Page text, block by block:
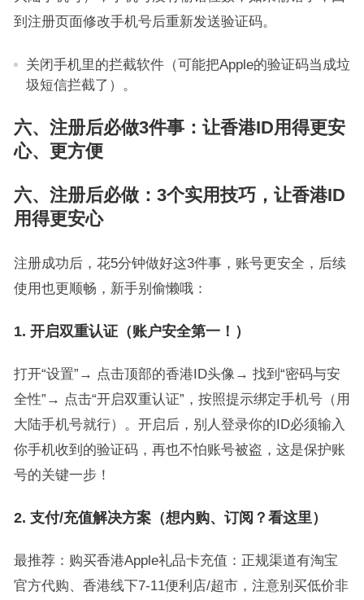
到注册页面修改手机号后重新发送验证码。
关闭手机里的拦截软件（可能把Apple的验证码当成垃
圾短信拦截了）。
六、注册后必做3件事：让香港ID用得更安
心、更方便
六、注册后必做：3个实用技巧，让香港ID
用得更安心
注册成功后，花5分钟做好这3件事，账号更安全，后续
使用也更顺畅，新手别偷懒哦：
1. 开启双重认证（账户安全第一！）
打开“设置”→ 点击顶部的香港ID头像→ 找到“密码与安
全性”→ 点击“开启双重认证”，按照提示绑定手机号（用
大陆手机号就行）。开启后，别人登录你的ID必须输入
你手机收到的验证码，再也不怕账号被盗，这是保护账
号的关键一步！
2. 支付/充值解决方案（想内购、订阅？看这里）
最推荐：购买香港Apple礼品卡充值：正规渠道有淘宝
官方代购、香港线下7-11便利店/超市，注意别买低价非